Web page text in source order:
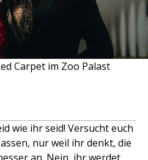
Carpet im Zoo Palast
wie ihr seid! Versucht euch
nur weil ihr denkt, die